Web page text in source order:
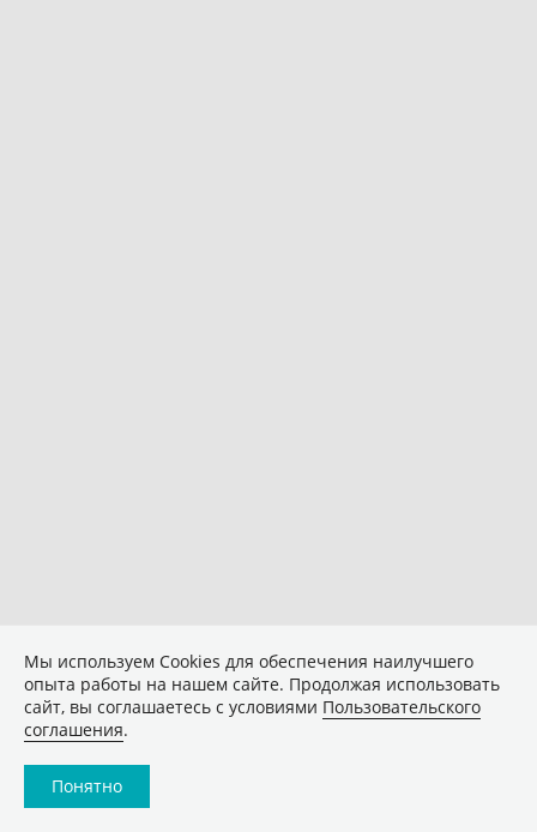
Мы используем Сookies для обеспечения наилучшего
опыта работы на нашем сайте. Продолжая использовать
сайт, вы соглашаетесь с условиями Пользовательского
соглашения.
Понятно